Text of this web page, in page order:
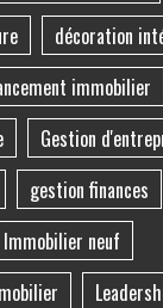
décoration
immobilier
Gestion
gestion finances
Immobilier neuf